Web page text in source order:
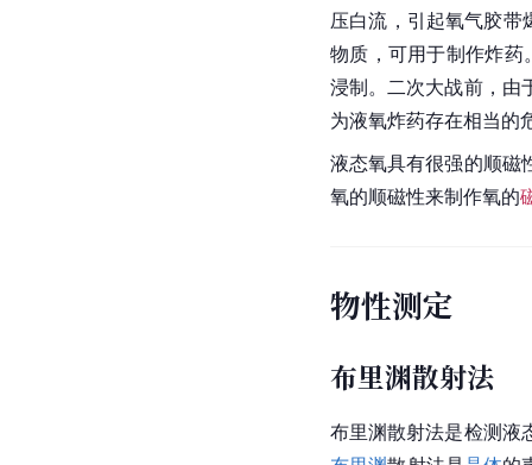
压白流，引起氧气胶带
物质，可用于制作炸
浸制。二次大战前，由
为液氧炸药存在相当的
液态氧具有很强的顺磁
氧的顺磁性来制作氧的
物性测定
布里渊散射法
布里渊散射法是检测液